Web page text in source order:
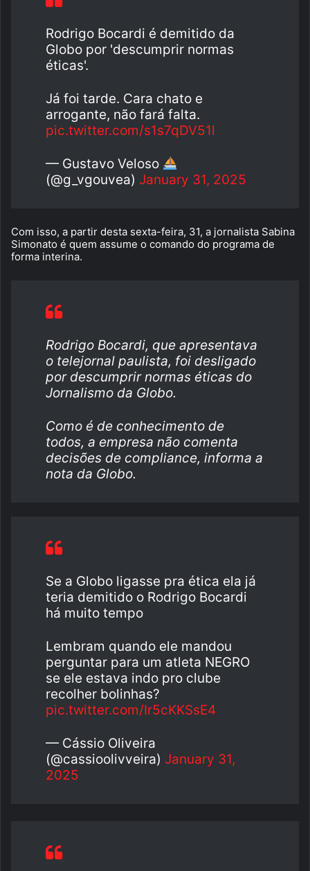
Rodrigo Bocardi é demitido da
Globo por 'descumprir normas
éticas'.
Já foi tarde. Cara chato e
arrogante, não fará falta.
pic.twitter.com/s1s7qDV51l
— Gustavo Veloso
(@g_vgouvea) January 31, 2025
Com isso, a partir desta sexta-feira, 31, a jornalista Sabina
Simonato é quem assume o comando do programa de
forma interina.
Rodrigo Bocardi, que apresentava
o telejornal paulista, foi desligado
por descumprir normas éticas do
Jornalismo da Globo.
Como é de conhecimento de
todos, a empresa não comenta
decisões de compliance, informa a
nota da Globo.
Se a Globo ligasse pra ética ela já
teria demitido o Rodrigo Bocardi
há muito tempo
Lembram quando ele mandou
perguntar para um atleta NEGRO
se ele estava indo pro clube
recolher bolinhas?
pic.twitter.com/Ir5cKKSsE4
— Cássio Oliveira
(@cassioolivveira) January 31,
2025